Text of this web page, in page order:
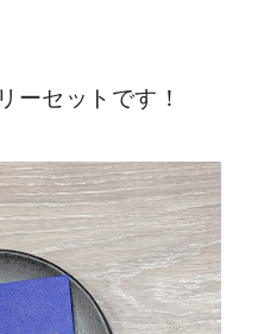
ーセットです！